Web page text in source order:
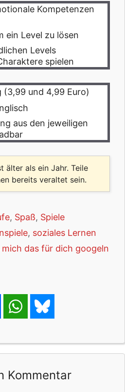
Kompetenzen
ein Level zu lösen
Levels
spielen
und 4,99 Euro)
aus den jeweiligen
älter als ein Jahr. Teile
bereits veraltet sein.
, Spaß, Spiele
, soziales Lernen
mich das für dich googeln
Kommentar